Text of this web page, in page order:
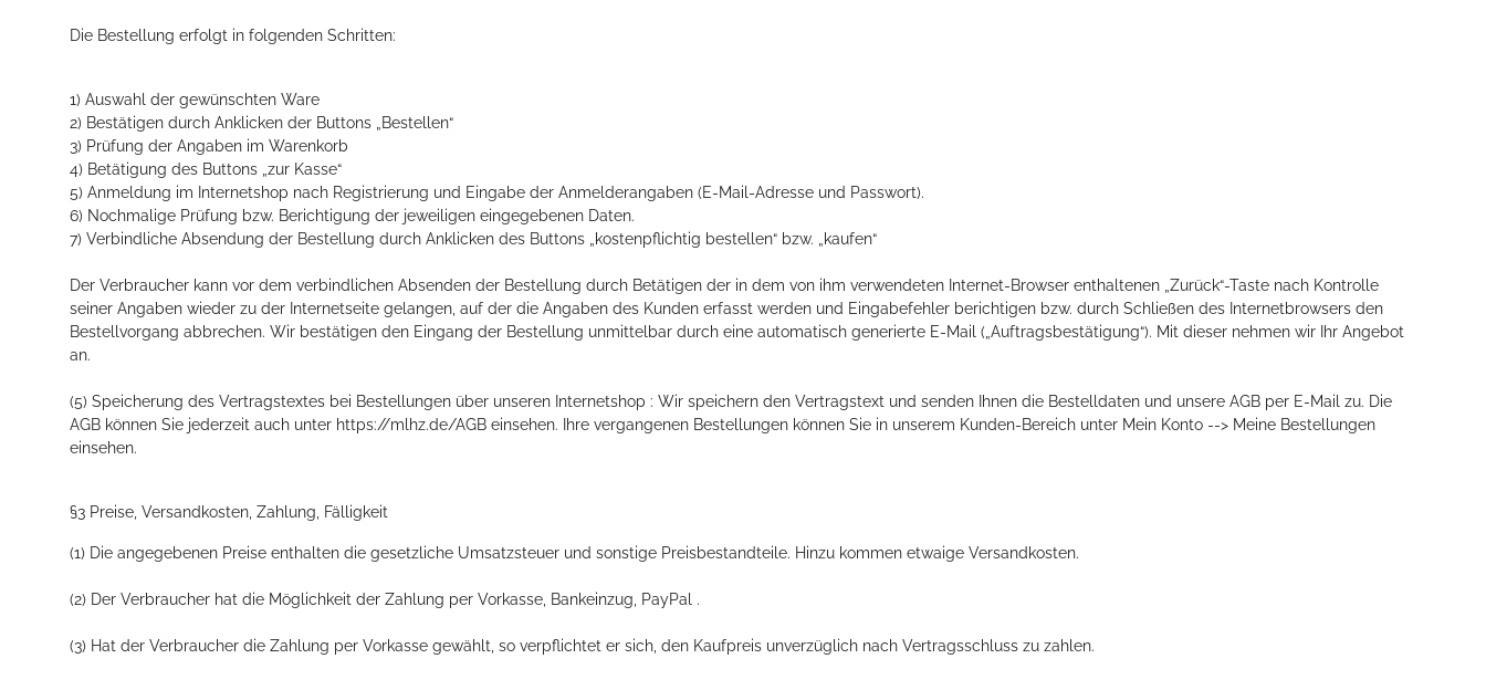
Die Bestellung erfolgt in folgenden Schritten:
1) Auswahl der gewünschten Ware
2) Bestätigen durch Anklicken der Buttons „Bestellen“
3) Prüfung der Angaben im Warenkorb
4) Betätigung des Buttons „zur Kasse“
5) Anmeldung im Internetshop nach Registrierung und Eingabe der Anmelderangaben (E-Mail-Adresse und Passwort).
6) Nochmalige Prüfung bzw. Berichtigung der jeweiligen eingegebenen Daten.
7) Verbindliche Absendung der Bestellung durch Anklicken des Buttons „kostenpflichtig bestellen“ bzw. „kaufen“
Der Verbraucher kann vor dem verbindlichen Absenden der Bestellung durch Betätigen der in dem von ihm verwendeten Internet-Browser enthaltenen „Zurück“-Taste nach Kontrolle
seiner Angaben wieder zu der Internetseite gelangen, auf der die Angaben des Kunden erfasst werden und Eingabefehler berichtigen bzw. durch Schließen des Internetbrowsers den
Bestellvorgang abbrechen. Wir bestätigen den Eingang der Bestellung unmittelbar durch eine automatisch generierte E-Mail („Auftragsbestätigung“). Mit dieser nehmen wir Ihr Angebot
an.
(5) Speicherung des Vertragstextes bei Bestellungen über unseren Internetshop : Wir speichern den Vertragstext und senden Ihnen die Bestelldaten und unsere AGB per E-Mail zu. Die
AGB können Sie jederzeit auch unter https://mlhz.de/AGB einsehen. Ihre vergangenen Bestellungen können Sie in unserem Kunden-Bereich unter Mein Konto --> Meine Bestellungen
einsehen.
§3 Preise, Versandkosten, Zahlung, Fälligkeit
(1) Die angegebenen Preise enthalten die gesetzliche Umsatzsteuer und sonstige Preisbestandteile. Hinzu kommen etwaige Versandkosten.
(2) Der Verbraucher hat die Möglichkeit der Zahlung per Vorkasse, Bankeinzug, PayPal .
(3) Hat der Verbraucher die Zahlung per Vorkasse gewählt, so verpflichtet er sich, den Kaufpreis unverzüglich nach Vertragsschluss zu zahlen.